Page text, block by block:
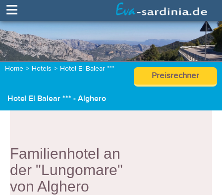
≡
Home > Hotels > Hotel El Balear ***
Hotel El Balear *** - Alghero
Preisrechner
Familienhotel an
der "Lungomare"
von Alghero